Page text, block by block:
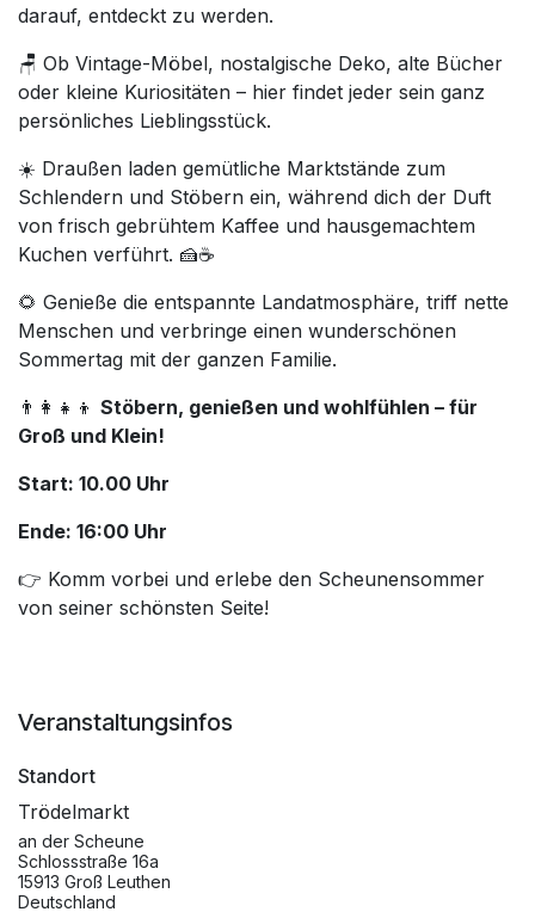
darauf, entdeckt zu werden.
🪑 Ob Vintage-Möbel, nostalgische Deko, alte Bücher
oder kleine Kuriositäten – hier findet jeder sein ganz
persönliches Lieblingsstück.
☀️ Draußen laden gemütliche Marktstände zum
Schlendern und Stöbern ein, während dich der Duft
von frisch gebrühtem Kaffee und hausgemachtem
Kuchen verführt. 🍰☕
🌻 Genieße die entspannte Landatmosphäre, triff nette
Menschen und verbringe einen wunderschönen
Sommertag mit der ganzen Familie.
👨‍👩‍👧‍👦 Stöbern, genießen und wohlfühlen – für
Groß und Klein!
Start: 10.00 Uhr
Ende: 16:00 Uhr
👉 Komm vorbei und erlebe den Scheunensommer
von seiner schönsten Seite!
Veranstaltungsinfos
Standort
Trödelmarkt
an der Scheune
Schlossstraße 16a
15913 Groß Leuthen
Deutschland